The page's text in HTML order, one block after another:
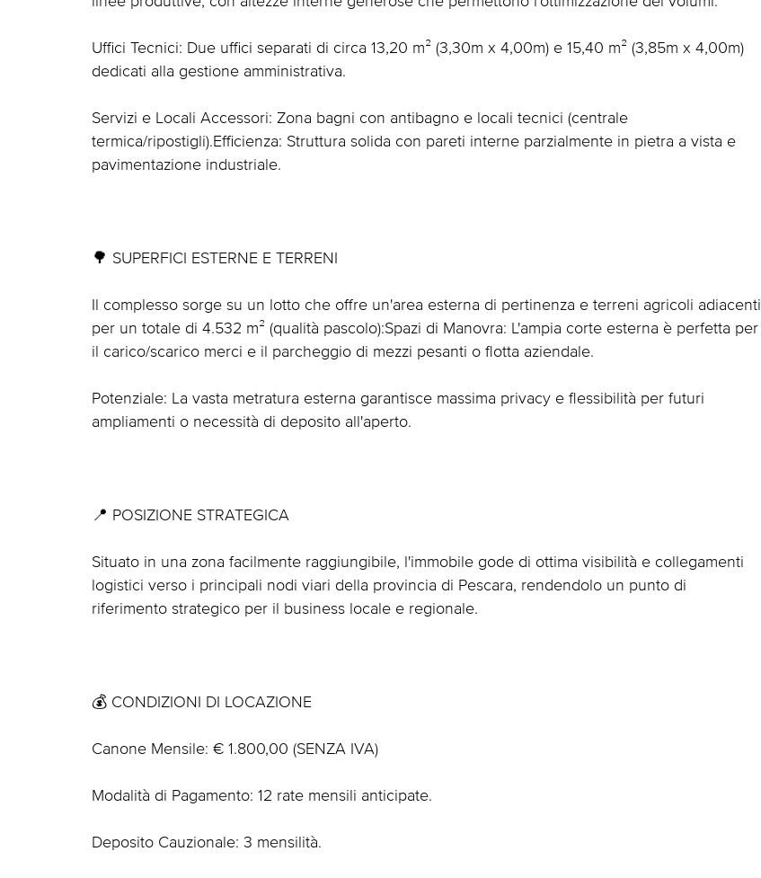
Uffici Tecnici: Due uffici separati di circa 13,20 m² (3,30m x 4,00m) e 15,40 m² (3,85m x 4,00m)
dedicati alla gestione amministrativa.
Servizi e Locali Accessori: Zona bagni con antibagno e locali tecnici (centrale
termica/ripostigli).Efficienza: Struttura solida con pareti interne parzialmente in pietra a vista e
pavimentazione industriale.
🌳 SUPERFICI ESTERNE E TERRENI
Il complesso sorge su un lotto che offre un'area esterna di pertinenza e terreni agricoli adiacenti
per un totale di 4.532 m² (qualità pascolo):Spazi di Manovra: L'ampia corte esterna è perfetta per
il carico/scarico merci e il parcheggio di mezzi pesanti o flotta aziendale.
Potenziale: La vasta metratura esterna garantisce massima privacy e flessibilità per futuri
ampliamenti o necessità di deposito all'aperto.
📍 POSIZIONE STRATEGICA
Situato in una zona facilmente raggiungibile, l'immobile gode di ottima visibilità e collegamenti
logistici verso i principali nodi viari della provincia di Pescara, rendendolo un punto di
riferimento strategico per il business locale e regionale.
💰 CONDIZIONI DI LOCAZIONE
Canone Mensile: € 1.800,00 (SENZA IVA)
Modalità di Pagamento: 12 rate mensili anticipate.
Deposito Cauzionale: 3 mensilità.